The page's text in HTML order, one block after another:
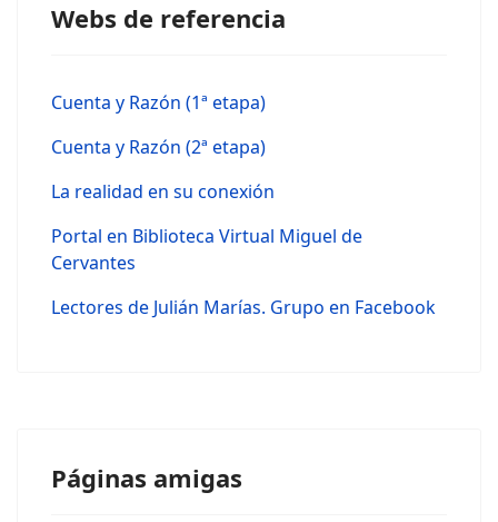
Webs de referencia
Cuenta y Razón (1ª etapa)
Cuenta y Razón (2ª etapa)
La realidad en su conexión
Portal en Biblioteca Virtual Miguel de
Cervantes
Lectores de Julián Marías. Grupo en Facebook
Páginas amigas